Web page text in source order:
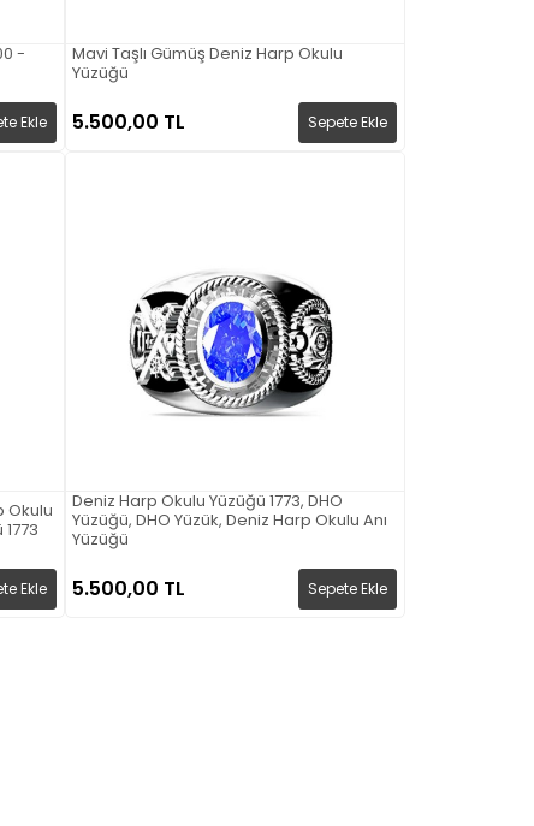
-
Ekle
Mavi Taşlı Gümüş Deniz Harp Okulu
Yüzüğü
5.500,00 TL Sepete Ekle
Okulu
Ekle
Deniz Harp Okulu Yüzüğü 1773, DHO
Yüzüğü, DHO Yüzük, Deniz Harp Okulu Anı
Yüzüğü
5.500,00 TL Sepete Ekle